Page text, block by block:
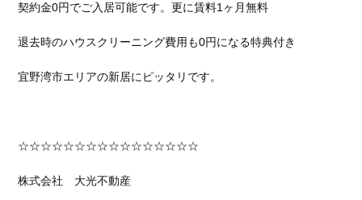
契約金0円でご入居可能です。更に賃料1ヶ月無料
退去時のハウスクリーニング費用も0円になる特典付き
宜野湾市エリアの新居にピッタリです。
☆☆☆☆☆☆☆☆☆☆☆☆☆☆☆☆
株式会社 大光不動産